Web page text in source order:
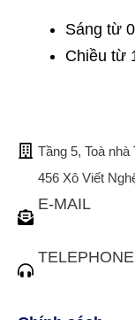
Sáng từ
Chiều từ
Tầng 5, Toà nhà
456 Xô Viết
E-MAIL
TELEPHONE